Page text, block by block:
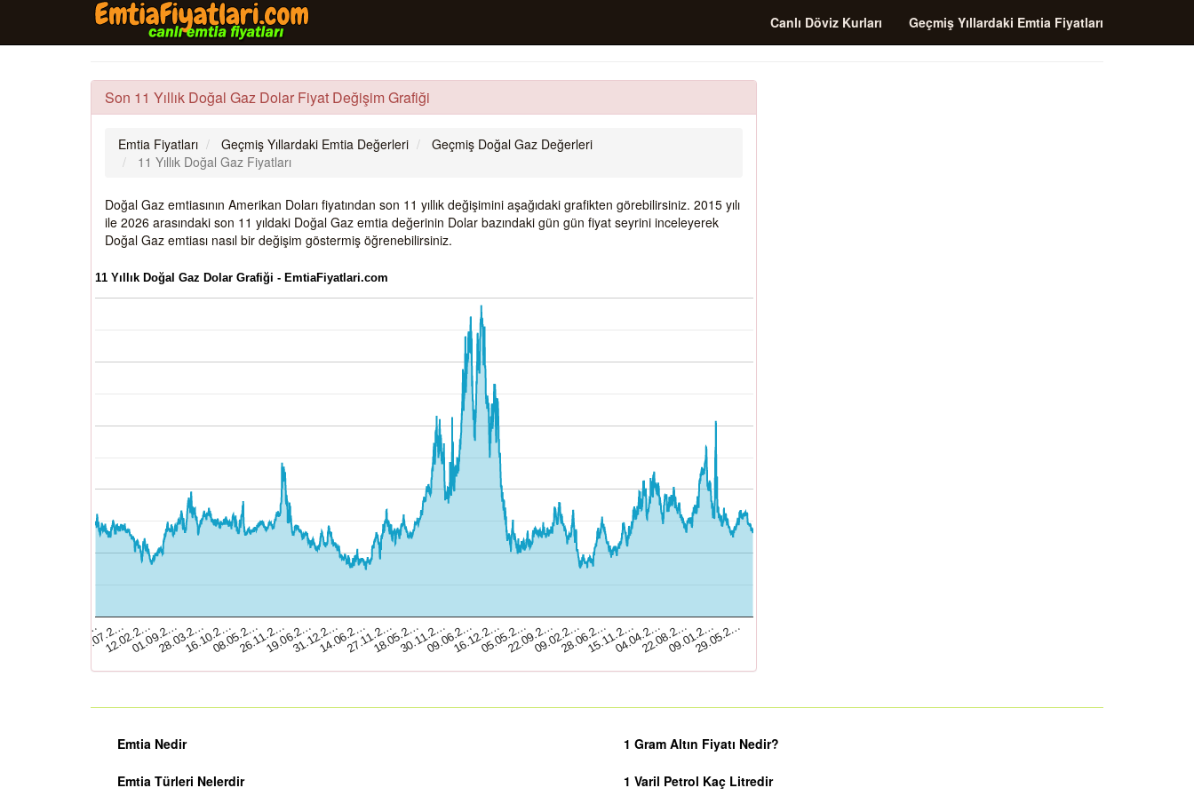
Canlı Döviz Kurları Geçmiş Yıllardaki Emtia Fiyatları
Son 11 Yıllık Doğal Gaz Dolar Fiyat Değişim Grafiği
Emtia Fiyatları Geçmiş Yıllardaki Emtia Değerleri
Geçmiş Doğal Gaz Değerleri
11 Yıllık Doğal Gaz Fiyatları
Doğal Gaz emtiasının Amerikan Doları fiyatından son 11 yıllık değişimini aşağıdaki grafikten görebilirsiniz. 2015 yılı
ile 2026 arasındaki son 11 yıldaki Doğal Gaz emtia değerinin Dolar bazındaki gün gün fiyat seyrini inceleyerek
Doğal Gaz emtiası nasıl bir değişim göstermiş öğrenebilirsiniz.
11 Yıllık Doğal Gaz Dolar Grafiği - EmtiaFiyatlari.com
02.01.2…24.07.2…
12.02.2…01.09.2…28.03.2…16.10.2…08.05.2…26.11.2…19.06.2…31.12.2…14.06.2…27.11.2…18.05.2…30.11.2…09.06.2…16.12.2…05.05.2…22.09.2…09.02.2…28.06.2…15.11.2…04.04.2…22.08.2…09.01.2…29.05.2…
Emtia Nedir
Emtia Türleri Nelerdir
1 Gram Altın Fiyatı Nedir?
1 Varil Petrol Kaç Litredir